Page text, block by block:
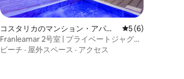
コスタリカのマンション・アパー
ト
レビュー6件、5
5 (6)
Franleamar 2号室 | プライベートジャグジ
ー付き
ビーチ · 屋外スペース · アクセス